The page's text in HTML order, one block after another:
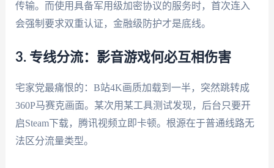
传输。而使用具备军用级加密协议的服务时，首次连入
会强制要求双重认证，金融级防护才是底线。
3. 专线分流：影音游戏何必互相伤害
宅家党最痛恨的：B站4K画质加载到一半，突然跳转成
360P马赛克画面。某次用某工具测试发现，后台只要开
启Steam下载，腾讯视频立即卡顿。根源在于普通线路无
法区分流量类型。